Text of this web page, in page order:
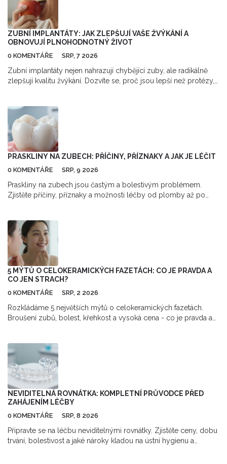
ZUBNÍ IMPLANTÁTY: JAK ZLEPŠUJÍ VAŠE ŽVÝKÁNÍ A
OBNOVUJÍ PLNOHODNOTNÝ ŽIVOT
0 KOMENTÁŘE SRP, 7 2026
Zubní implantáty nejen nahrazují chybějící zuby, ale radikálně
zlepšují kvalitu žvýkání. Dozvíte se, proč jsou lepší než protézy,
PRASKLINY NA ZUBECH: PŘÍČINY, PŘÍZNAKY A JAK JE LÉČIT
0 KOMENTÁŘE SRP, 9 2026
Praskliny na zubech jsou častým a bolestivým problémem.
Zjistěte příčiny, příznaky a možnosti léčby od plomby až po
5 MÝTŮ O CELOKERAMICKÝCH FAZETÁCH: CO JE PRAVDA A
CO JEN STRACH?
0 KOMENTÁŘE SRP, 2 2026
Rozkládáme 5 největších mýtů o celokeramických fazetách.
Broušení zubů, bolest, křehkost a vysoká cena - co je pravda a
NEVIDITELNÁ ROVNÁTKA: KOMPLETNÍ PRŮVODCE PŘED
ZAHÁJENÍM LÉČBY
0 KOMENTÁŘE SRP, 8 2026
Připravte se na léčbu neviditelnými rovnátky. Zjistěte ceny, dobu
trvání, bolestivost a jaké nároky kladou na ústní hygienu a